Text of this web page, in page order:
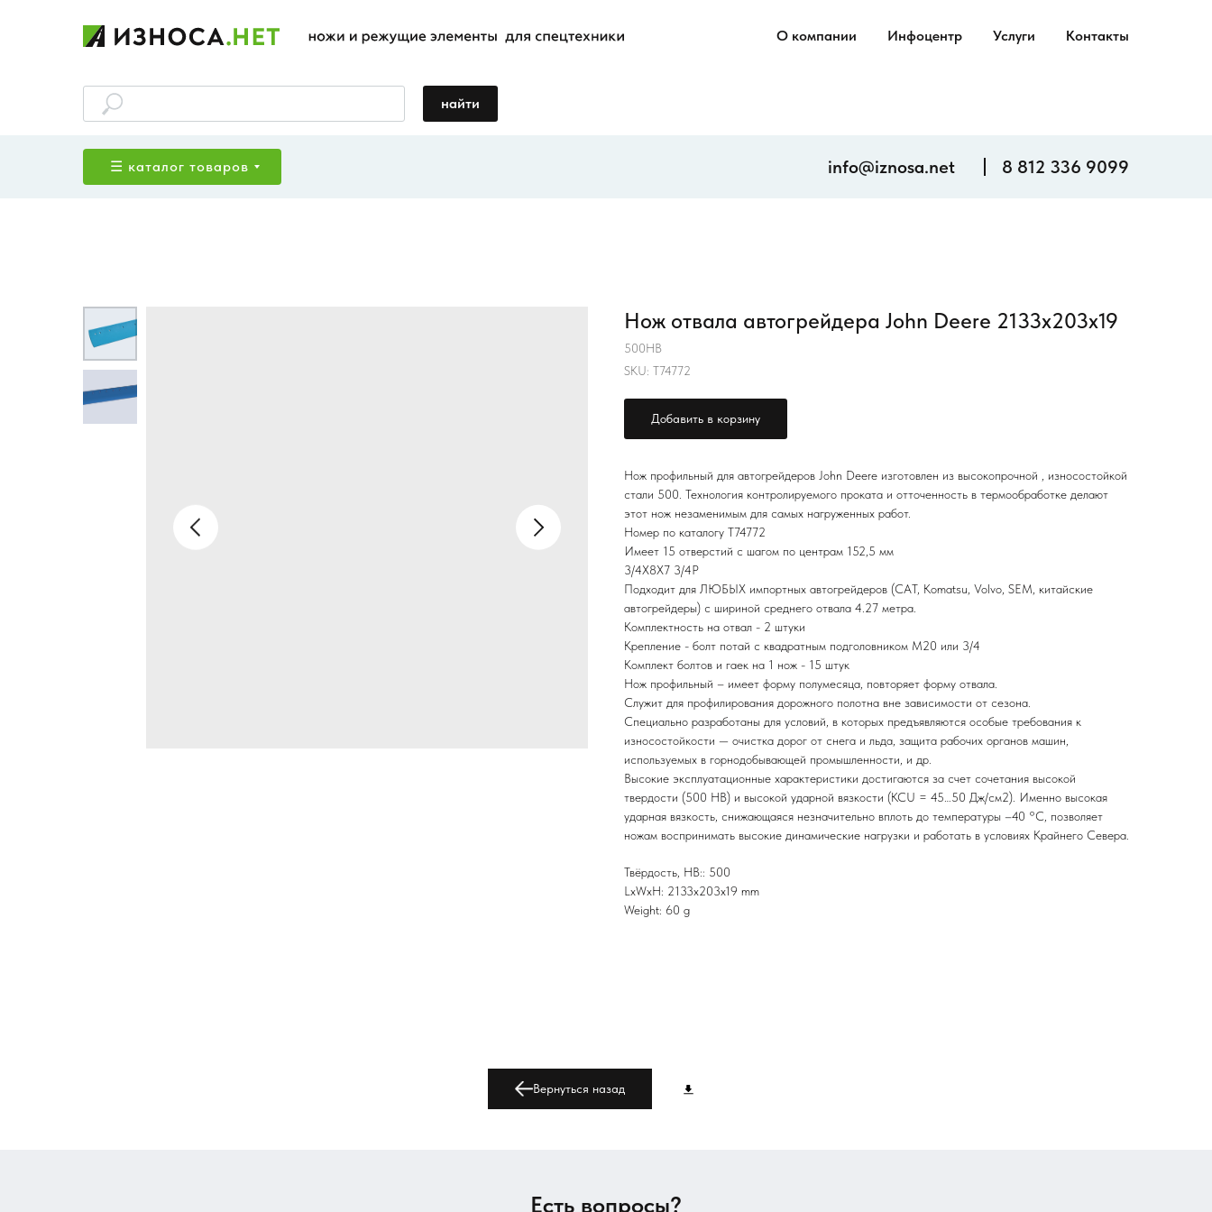
О компании Инфоцентр Услуги Контакты
найти
☰ каталог товаров 8 812 336 9099
info@iznosa.net
Нож отвала автогрейдера John Deere 2133х203х19
500HB
SKU: T74772
Добавить в корзину
Нож профильный для автогрейдеров John Deere изготовлен из высокопрочной , износостойкой
стали 500. Технология контролируемого проката и отточенность в термообработке делают
этот нож незаменимым для самых нагруженных работ.
Номер по каталогу T74772
Имеет 15 отверстий с шагом по центрам 152,5 мм
3/4X8X7 3/4P
Подходит для ЛЮБЫХ импортных автогрейдеров (CAT, Komatsu, Volvo, SEM, китайские
автогрейдеры) с шириной среднего отвала 4.27 метра.
Комплектность на отвал - 2 штуки
Крепление - болт потай с квадратным подголовником М20 или 3/4
Комплект болтов и гаек на 1 нож - 15 штук
Нож профильный – имеет форму полумесяца, повторяет форму отвала.
Служит для профилирования дорожного полотна вне зависимости от сезона.
Специально разработаны для условий, в которых предъявляются особые требования к
износостойкости — очистка дорог от снега и льда, защита рабочих органов машин,
используемых в горнодобывающей промышленности, и др.
Высокие эксплуатационные характеристики достигаются за счет сочетания высокой
твердости (500 НВ) и высокой ударной вязкости (KCU = 45…50 Дж/см2). Именно высокая
ударная вязкость, снижающаяся незначительно вплоть до температуры –40 °С, позволяет
ножам воспринимать высокие динамические нагрузки и работать в условиях Крайнего Севера.
Твёрдость, HB:: 500
LxWxH: 2133x203x19 mm
Weight: 60 g
Вернуться назад
Есть вопросы?